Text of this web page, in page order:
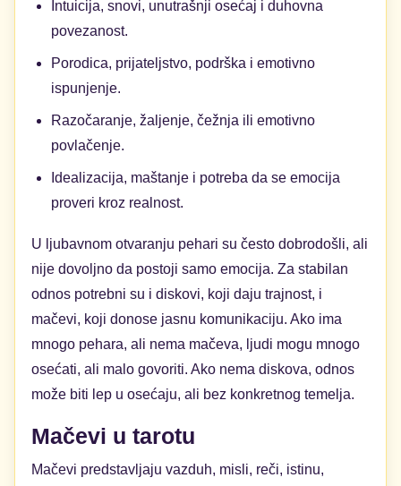
Intuicija, snovi, unutrašnji osećaj i duhovna
povezanost.
Porodica, prijateljstvo, podrška i emotivno
ispunjenje.
Razočaranje, žaljenje, čežnja ili emotivno
povlačenje.
Idealizacija, maštanje i potreba da se emocija
proveri kroz realnost.
U ljubavnom otvaranju pehari su često dobrodošli, ali
nije dovoljno da postoji samo emocija. Za stabilan
odnos potrebni su i diskovi, koji daju trajnost, i
mačevi, koji donose jasnu komunikaciju. Ako ima
mnogo pehara, ali nema mačeva, ljudi mogu mnogo
osećati, ali malo govoriti. Ako nema diskova, odnos
može biti lep u osećaju, ali bez konkretnog temelja.
Mačevi u tarotu
Mačevi predstavljaju vazduh, misli, reči, istinu,